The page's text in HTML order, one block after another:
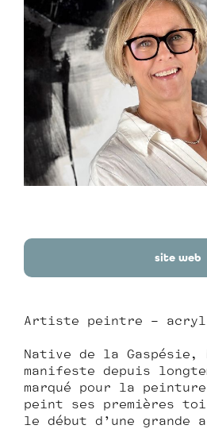
site web
Artiste peintre –
Native de la Gaspésie,
manifeste depuis
marqué pour la
peint ses premières
le début d’une grande